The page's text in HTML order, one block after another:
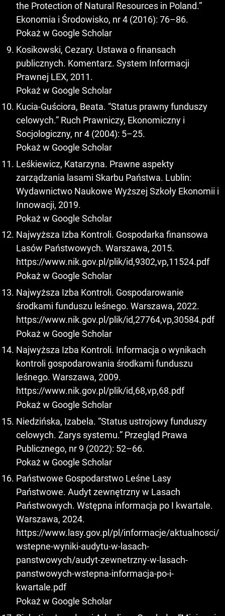
the Protection of Natural Resources in Poland.”
Ekonomia i Środowisko, nr 4 (2016): 76–86.
Pokaż w Google Scholar
Kosikowski, Cezary. Ustawa o finansach
publicznych. Komentarz. System Informacji
Prawnej LEX, 2011.
Pokaż w Google Scholar
Kucia-Guściora, Beata. “Status prawny funduszy
celowych.” Ruch Prawniczy, Ekonomiczny i
Socjologiczny, nr 4 (2004): 5–25.
Pokaż w Google Scholar
Leśkiewicz, Katarzyna. Prawne aspekty
zarządzania lasami Skarbu Państwa. Lublin:
Wydawnictwo Naukowe Wyższej Szkoły Ekonomii i
Innowacji, 2019.
Pokaż w Google Scholar
Najwyższa Izba Kontroli. Gospodarka finansowa
Lasów Państwowych. Warszawa, 2015.
https://www.nik.gov.pl/plik/id,9302,vp,11524.pdf
Pokaż w Google Scholar
Najwyższa Izba Kontroli. Gospodarowanie
środkami funduszu leśnego. Warszawa, 2022.
https://www.nik.gov.pl/plik/id,27764,vp,30584.pdf
Pokaż w Google Scholar
Najwyższa Izba Kontroli. Informacja o wynikach
kontroli gospodarowania środkami funduszu
leśnego. Warszawa, 2009.
https://www.nik.gov.pl/plik/id,68,vp,68.pdf
Pokaż w Google Scholar
Niedzińska, Izabela. “Status ustrojowy funduszy
celowych. Zarys systemu.” Przegląd Prawa
Publicznego, nr 9 (2022): 52–66.
Pokaż w Google Scholar
Państwowe Gospodarstwo Leśne Lasy
Państwowe. Audyt zewnętrzny w Lasach
Państwowych. Wstępna informacja po I kwartale.
Warszawa, 2024.
https://www.lasy.gov.pl/pl/informacje/aktualnosci/
wstepne-wyniki-audytu-w-lasach-
panstwowych/audyt-zewnetrzny-w-lasach-
panstwowych-wstepna-informacja-po-i-
kwartale.pdf
Pokaż w Google Scholar